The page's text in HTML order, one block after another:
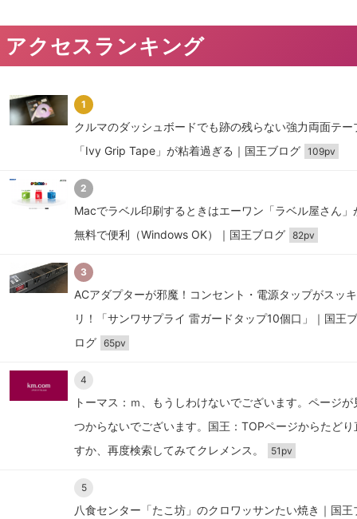
アクセスランキング
1
クルマのダッシュボードでも跡の残らない強力両面テー
「Ivy Grip Tape」が粘着過ぎる｜国王ブログ
109pv
2
Macでラベル印刷するときはエーワン「ラベル屋さん」
無料で便利（Windows OK）｜国王ブログ
82pv
3
ACアダプターが邪魔！コンセント・電源タップがスッキ
リ！「サンワサプライ 雷ガードタップ10個口」｜国王
ログ
65pv
4
トーマス：ｍ、もうしわけないでございます。ページが
つからないでございます。国王：TOPページからたどり
すか、再度検索してみてクレメンス。
51pv
5
八食センター「たこ坊」のクロワッサンたい焼き｜国王